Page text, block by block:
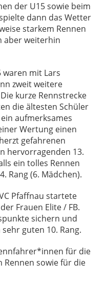
der U15 sowie beim
dann das Wetter
starkem Rennen
aber weiterhin
waren mit Lars
zweit weitere
kurze Rennstrecke
die ältesten Schüler
aufmerksames
Wertung einen
gefahrenen
hervorragenden 13.
ein tolles Rennen
Rang (6. Mädchen).
Pfaffnau startete
Frauen Elite / FB.
sichern und
guten 10. Rang.
für die
Rennen sowie für die